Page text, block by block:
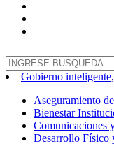
Gobierno
Aseguramiento
Bienestar
Comunicaciones
Desarrollo Físico